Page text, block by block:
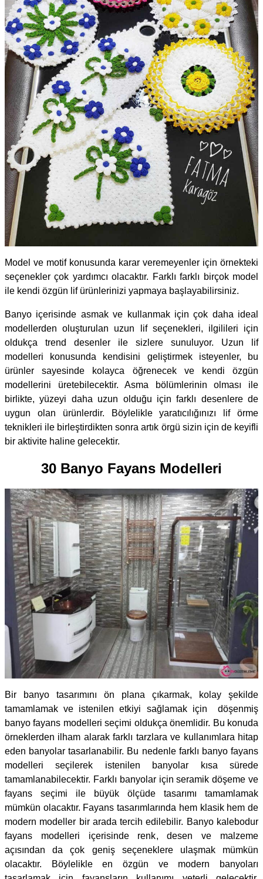
Model ve motif konusunda karar veremeyenler için örnekteki
seçenekler çok yardımcı olacaktır. Farklı farklı birçok model
ile kendi özgün lif ürünlerinizi yapmaya başlayabilirsiniz.
Banyo içerisinde asmak ve kullanmak için çok daha ideal
modellerden oluşturulan uzun lif seçenekleri, ilgilileri için
oldukça trend desenler ile sizlere sunuluyor. Uzun lif
modelleri konusunda kendisini geliştirmek isteyenler, bu
ürünler sayesinde kolayca öğrenecek ve kendi özgün
modellerini üretebilecektir. Asma bölümlerinin olması ile
birlikte, yüzeyi daha uzun olduğu için farklı desenlere de
uygun olan ürünlerdir. Böylelikle yaratıcılığınızı lif örme
teknikleri ile birleştirdikten sonra artık örgü sizin için de keyifli
bir aktivite haline gelecektir.
30 Banyo Fayans Modelleri
Bir banyo tasarımını ön plana çıkarmak, kolay şekilde
tamamlamak ve istenilen etkiyi sağlamak için döşenmiş
banyo fayans modelleri seçimi oldukça önemlidir. Bu konuda
örneklerden ilham alarak farklı tarzlara ve kullanımlara hitap
eden banyolar tasarlanabilir. Bu nedenle farklı banyo fayans
modelleri seçilerek istenilen banyolar kısa sürede
tamamlanabilecektir. Farklı banyolar için seramik döşeme ve
fayans seçimi ile büyük ölçüde tasarımı tamamlamak
mümkün olacaktır. Fayans tasarımlarında hem klasik hem de
modern modeller bir arada tercih edilebilir. Banyo kalebodur
fayans modelleri içerisinde renk, desen ve malzeme
açısından da çok geniş seçeneklere ulaşmak mümkün
olacaktır. Böylelikle en özgün ve modern banyoları